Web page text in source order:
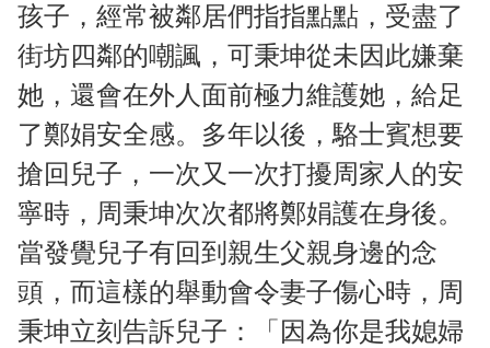
孩子，經常被鄰居們指指點點，受盡了
街坊四鄰的嘲諷，可秉坤從未因此嫌棄
她，還會在外人面前極力維護她，給足
了鄭娟安全感。多年以後，駱士賓想要
搶回兒子，一次又一次打擾周家人的安
寧時，周秉坤次次都將鄭娟護在身後。
當發覺兒子有回到親生父親身邊的念
頭，而這樣的舉動會令妻子傷心時，周
秉坤立刻告訴兒子：「因為你是我媳婦